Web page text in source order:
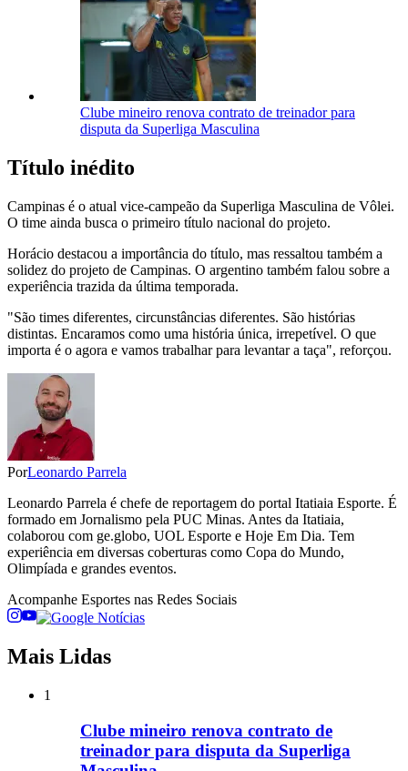
Clube mineiro renova contrato de treinador para
disputa da Superliga Masculina
Título inédito
Campinas é o atual vice-campeão da Superliga Masculina de Vôlei.
O time ainda busca o primeiro título nacional do projeto.
Horácio destacou a importância do título, mas ressaltou também a
solidez do projeto de Campinas. O argentino também falou sobre a
experiência trazida da última temporada.
"São times diferentes, circunstâncias diferentes. São histórias
distintas. Encaramos como uma história única, irrepetível. O que
importa é o agora e vamos trabalhar para levantar a taça", reforçou.
PorLeonardo Parrela
Leonardo Parrela é chefe de reportagem do portal Itatiaia Esporte. É
formado em Jornalismo pela PUC Minas. Antes da Itatiaia,
colaborou com ge.globo, UOL Esporte e Hoje Em Dia. Tem
experiência em diversas coberturas como Copa do Mundo,
Olimpíada e grandes eventos.
Acompanhe Esportes nas Redes Sociais
Mais Lidas
1
Clube mineiro renova contrato de
treinador para disputa da Superliga